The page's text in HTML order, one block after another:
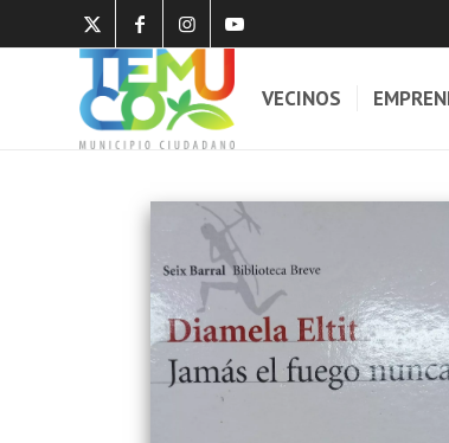
VECINOS